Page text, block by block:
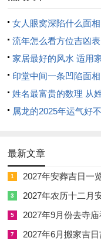
句话都显的有分量！
属蛇的人擅长用委婉的
别人...
当…时你身边有属蛇的
龙生肖的自信同影响
女人眼窝深陷什么面
窝深陷是短命相吗
流年怎么看方位吉凶
位置怎么看
家居最好的风水 适用
印堂中间一条凹陷面
间有条线沟好不好
姓名最富贵的数理 从
看富豪
属龙的2025年运气好
2025年属龙人的全年运势
最新文章
1 2027年安葬吉日一览表 2027年12月安葬
3 2027年农历十二月安床吉日 2027年正月安床吉日
5 2027年9月份去寺庙祈福的日子 2027年5月去寺庙
7 2027年6月搬家吉日吉时 2027年农历6月搬家